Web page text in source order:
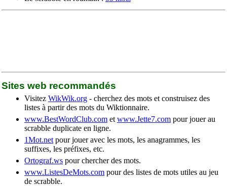
Sites web recommandés
Visitez WikWik.org - cherchez des mots et construisez des
listes à partir des mots du Wiktionnaire.
www.BestWordClub.com et www.Jette7.com pour jouer au
scrabble duplicate en ligne.
1Mot.net pour jouer avec les mots, les anagrammes, les
suffixes, les préfixes, etc.
Ortograf.ws pour chercher des mots.
www.ListesDeMots.com pour des listes de mots utiles au jeu
de scrabble.